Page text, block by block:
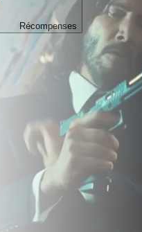
Récompenses